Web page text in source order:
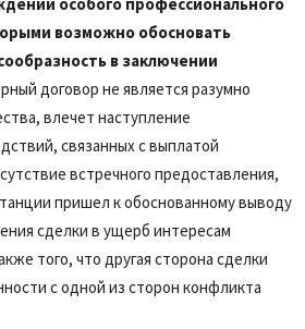
возможно обосновать
в заключении
договор не является разумно
влечет наступление
связанных с выплатой
встречного предоставления,
пришел к обоснованному выводу
сделки в ущерб интересам
того, что другая сторона сделки
с одной из сторон конфликта